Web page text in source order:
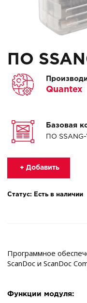
ПО
Quantex
Базовая
ПО
+ Добавить
Статус: Есть в наличии
Программное
ScanDoc и ScanDoc
Функции модуля: